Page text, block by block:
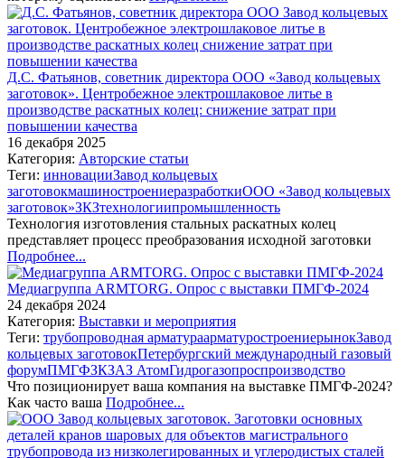
Д.С. Фатьянов, советник директора ООО «Завод кольцевых
заготовок». Центробежное электрошлаковое литье в
производстве раскатных колец: снижение затрат при
повышении качества
16 декабря 2025
Категория: Авторские статьи
Теги: инновацииЗавод кольцевых
заготовокмашиностроениеразработкиООО «Завод кольцевых
заготовок»ЗКЗтехнологиипромышленность
Технология изготовления стальных раскатных колец
представляет процесс преобразования исходной заготовки
Подробнее...
Медиагруппа ARMTORG. Опрос с выставки ПМГФ-2024
24 декабря 2024
Категория: Выставки и мероприятия
Теги: трубопроводная арматураарматуростроениерынокЗавод
кольцевых заготовокПетербургский международный газовый
форумПМГФЗКЗАЗ АтомГидрогазопроспроизводство
Что позиционирует ваша компания на выставке ПМГФ-2024?
Как часто ваша Подробнее...